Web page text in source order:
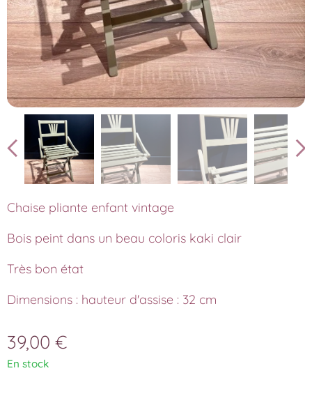
Chaise pliante enfant vintage
Bois peint dans un beau coloris kaki clair
Très bon état
Dimensions : hauteur d'assise : 32 cm
39,00 €
En stock